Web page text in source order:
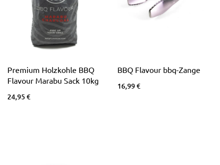
Premium Holzkohle BBQ
Flavour Marabu Sack 10kg
24,95 €
BBQ Flavour bbq-Zange
16,99 €